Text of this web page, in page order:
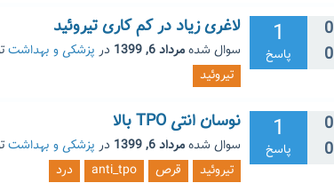
0
0
1
پاسخ
لاغری زیاد در کم کاری تیروئید
سوال شدهمرداد 6, 1399 در پزشکی و بهداشت
تیروئید
0
0
1
پاسخ
نوسان انتی TPO بالا
سوال شدهمرداد 6, 1399 در پزشکی و بهداشت
تیروئید
قرص anti_tpo درد